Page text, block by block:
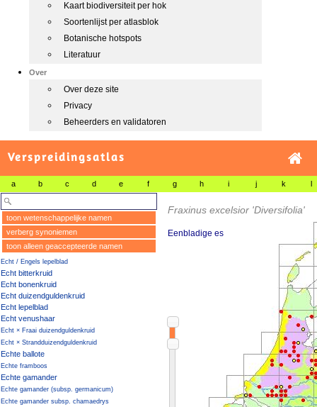
Kaart biodiversiteit per hok
Soortenlijst per atlasblok
Botanische hotspots
Literatuur
Over
Over deze site
Privacy
Beheerders en validatoren
Verspreidingsatlas
a b c d e f g h i j k l
toon wetenschappelijke namen
verberg synoniemen
toon alleen geaccepteerde namen
Echt / Engels lepelblad
Echt bitterkruid
Echt bonenkruid
Echt duizendguldenkruid
Echt lepelblad
Echt venushaar
Echt × Fraai duizendguldenkruid
Echt × Strandduizendguldenkruid
Echte ballote
Echte framboos
Echte gamander
Echte gamander (subsp. germanicum)
Echte gamander subsp. chamaedrys
Fraxinus excelsior 'Diversifolia'
Eenbladige es